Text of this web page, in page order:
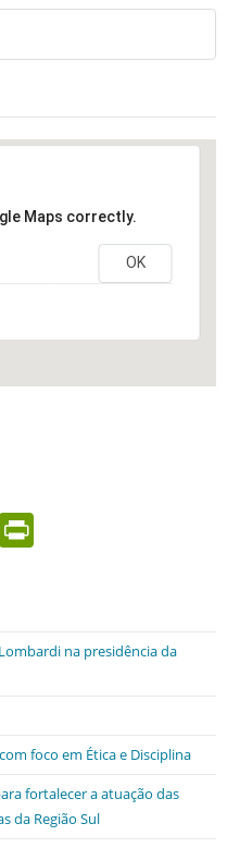
Maps correctly.
OK
M
ri
e
dl
y
na presidência da
foco em Ética e Disciplina
fortalecer a atuação das
da Região Sul